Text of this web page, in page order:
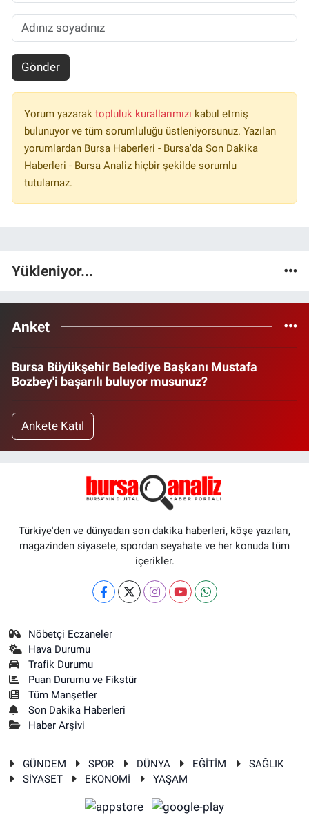
Gönder
Yorum yazarak topluluk kurallarımızı kabul etmiş
bulunuyor ve tüm sorumluluğu üstleniyorsunuz. Yazılan
yorumlardan Bursa Haberleri - Bursa'da Son Dakika
Haberleri - Bursa Analiz hiçbir şekilde sorumlu
tutulamaz.
Yükleniyor...
Anket
Bursa Büyükşehir Belediye Başkanı Mustafa
Bozbey'i başarılı buluyor musunuz?
Ankete Katıl
Türkiye'den ve dünyadan son dakika haberleri, köşe yazıları,
magazinden siyasete, spordan seyahate ve her konuda tüm
içerikler.
Nöbetçi Eczaneler
Hava Durumu
Trafik Durumu
Puan Durumu ve Fikstür
Tüm Manşetler
Son Dakika Haberleri
Haber Arşivi
GÜNDEM SPOR DÜNYA EĞİTİM
SAĞLIK
SİYASET
EKONOMİ YAŞAM